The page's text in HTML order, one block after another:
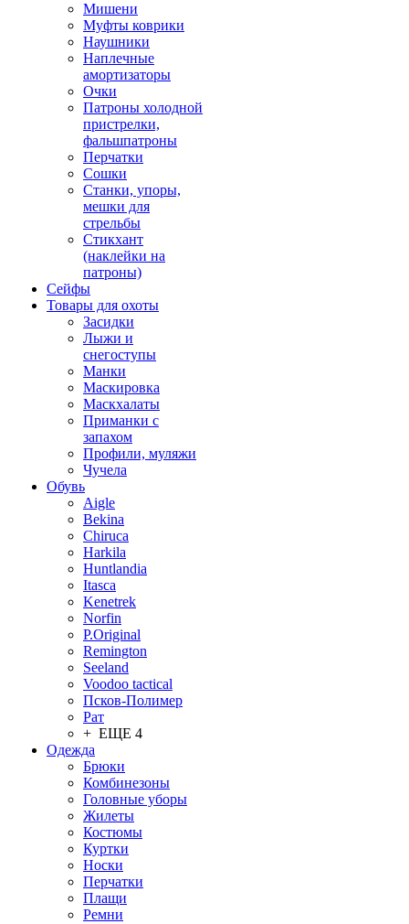
Мишени
Муфты коврики
Наушники
Наплечные
амортизаторы
Очки
Патроны холодной
пристрелки,
фальшпатроны
Перчатки
Сошки
Станки, упоры,
мешки для
стрельбы
Стикхант
(наклейки на
патроны)
Сейфы
Товары для охоты
Засидки
Лыжи и
снегоступы
Манки
Маскировка
Маскхалаты
Приманки с
запахом
Профили, муляжи
Чучела
Обувь
Aigle
Bekina
Chiruсa
Harkila
Huntlandia
Itasca
Kenetrek
Norfin
P.Original
Remington
Seeland
Voodoo tactical
Псков-Полимер
Рат
+ ЕЩЕ 4
Одежда
Брюки
Комбинезоны
Головные уборы
Жилеты
Костюмы
Куртки
Носки
Перчатки
Плащи
Ремни